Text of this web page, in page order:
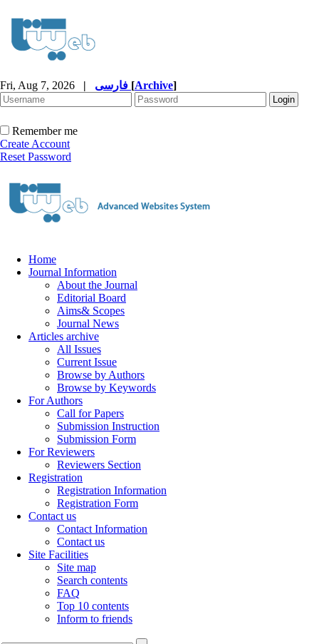
Fri, Aug 7, 2026 | [Archive]
Remember me
Create Account
Reset Password
Home
Journal Information
About the Journal
Editorial Board
Aims& Scopes
Journal News
Articles archive
All Issues
Current Issue
Browse by Authors
Browse by Keywords
For Authors
Call for Papers
Submission Instruction
Submission Form
For Reviewers
Reviewers Section
Registration
Registration Information
Registration Form
Contact us
Contact Information
Contact us
Site Facilities
Site map
Search contents
FAQ
Top 10 contents
Inform to friends